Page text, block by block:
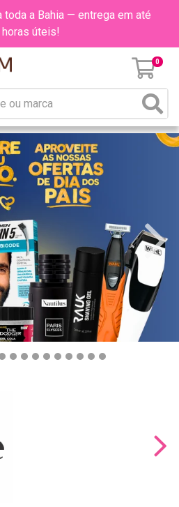
a Bahia — entrega em até
horas úteis!
0